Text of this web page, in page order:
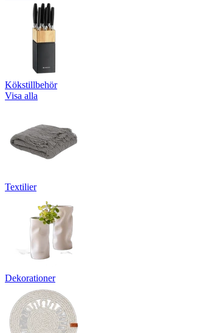
Kökstillbehör
Visa alla
Textilier
Dekorationer